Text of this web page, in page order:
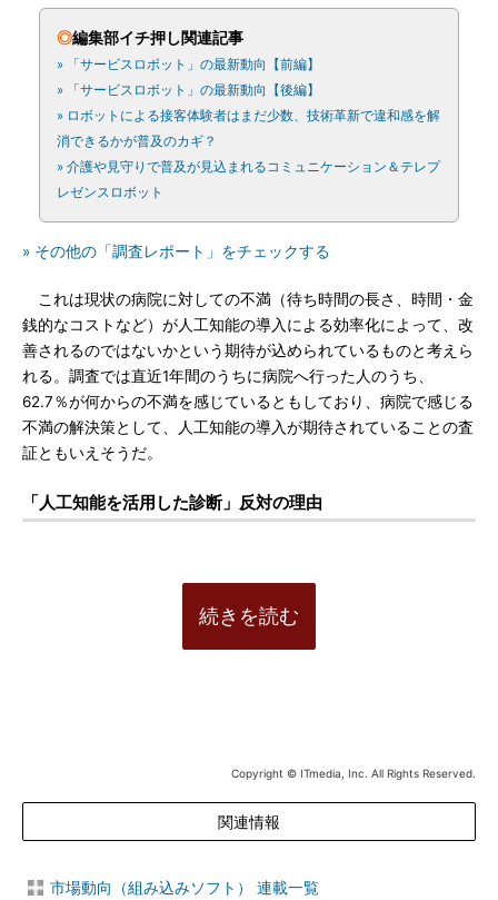
◎編集部イチ押し関連記事
» 「サービスロボット」の最新動向【前編】
» 「サービスロボット」の最新動向【後編】
» ロボットによる接客体験者はまだ少数、技術革新で違和感を解
消できるかが普及のカギ？
» 介護や見守りで普及が見込まれるコミュニケーション＆テレプ
レゼンスロボット
» その他の「調査レポート」をチェックする
これは現状の病院に対しての不満（待ち時間の長さ、時間・金
銭的なコストなど）が人工知能の導入による効率化によって、改
善されるのではないかという期待が込められているものと考えら
れる。調査では直近1年間のうちに病院へ行った人のうち、
62.7％が何からの不満を感じているともしており、病院で感じる
不満の解決策として、人工知能の導入が期待されていることの査
証ともいえそうだ。
「人工知能を活用した診断」反対の理由
続きを読む
Copyright © ITmedia, Inc. All Rights Reserved.
関連情報
市場動向（組み込みソフト） 連載一覧